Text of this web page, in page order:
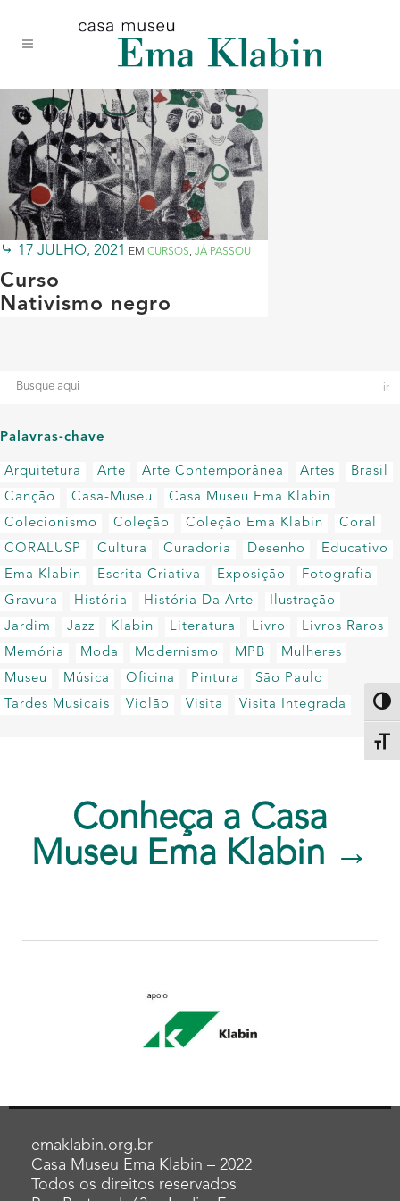
conteúdo
navegação
site
17 JULHO, 2021 EM CURSOS, JÁ PASSOU
Curso
Nativismo negro
Palavras-chave
Arquitetura Arte Arte Contemporânea Artes
Brasil
Canção
Casa-Museu
Casa Museu Ema Klabin
Colecionismo
Coleção Coleção Ema Klabin
Coral
CORALUSP
Cultura Curadoria Desenho
Educativo
Ema Klabin
Escrita Criativa Exposição
Fotografia
Gravura
História História Da Arte
Ilustração
Jardim
Jazz Klabin Literatura Livro
Livros Raros
Memória
Moda Modernismo MPB
Mulheres
Museu
Música Oficina Pintura
São Paulo
Tardes Musicais
Violão Visita Visita Integrada
Conheça a Casa
Museu Ema Klabin →
emaklabin.org.br
Casa Museu Ema Klabin – 2022
Todos os direitos reservados